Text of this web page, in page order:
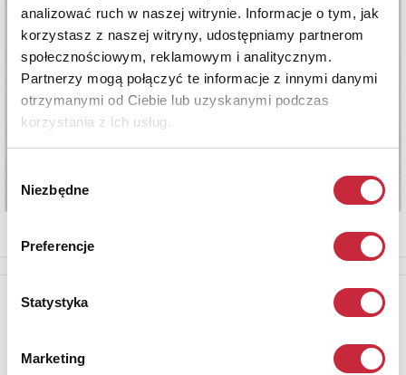
analizować ruch w naszej witrynie. Informacje o tym, jak
korzystasz z naszej witryny, udostępniamy partnerom
społecznościowym, reklamowym i analitycznym.
Partnerzy mogą połączyć te informacje z innymi danymi
otrzymanymi od Ciebie lub uzyskanymi podczas
korzystania z ich usług.
zgody
Niezbędne
Preferencje
Statystyka
Marketing